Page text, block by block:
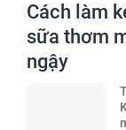
Cách làm
sữa thơm
ngậy